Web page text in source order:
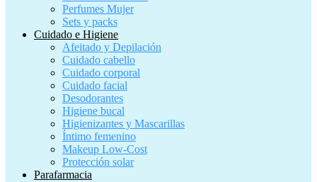
Perfumes Mujer
Sets y packs
Cuidado e Higiene
Afeitado y Depilación
Cuidado cabello
Cuidado corporal
Cuidado facial
Desodorantes
Higiene bucal
Higienizantes y Mascarillas
Íntimo femenino
Makeup Low-Cost
Protección solar
Parafarmacia